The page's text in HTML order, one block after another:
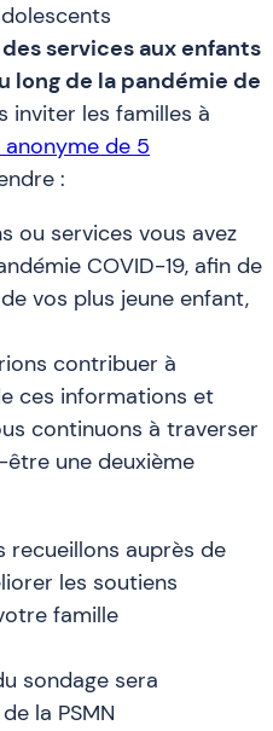
services aux enfants
long de la pandémie de
inviter les familles à
de 5
:
ou services vous avez
COVID-19, afin de
vos plus jeune enfant,
contribuer à
ces informations et
continuons à traverser
une deuxième
recueillons auprès de
les soutiens
famille
sondage sera
la PSMN